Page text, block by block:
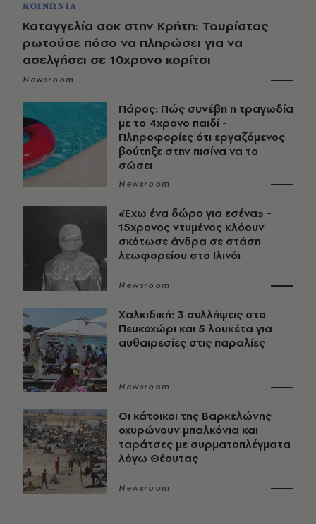
ΚΟΙΝΩΝΙΑ
Καταγγελία σοκ στην Κρήτη: Τουρίστας
ρωτούσε πόσο να πληρώσει για να
ασελγήσει σε 10χρονο κορίτσι
Newsroom
Πάρος: Πώς συνέβη η τραγωδία
με το 4χρονο παιδί -
Πληροφορίες ότι εργαζόμενος
βούτηξε στην πισίνα να το
σώσει
Newsroom
«Έχω ένα δώρο για εσένα» -
15χρονος ντυμένος κλόουν
σκότωσε άνδρα σε στάση
λεωφορείου στο Ιλινόι
Newsroom
Χαλκιδική: 3 συλλήψεις στο
Πευκοχώρι και 5 λουκέτα για
αυθαιρεσίες στις παραλίες
Newsroom
Οι κάτοικοι της Βαρκελώνης
οχυρώνουν μπαλκόνια και
ταράτσες με συρματοπλέγματα
λόγω Θέουτας
Newsroom